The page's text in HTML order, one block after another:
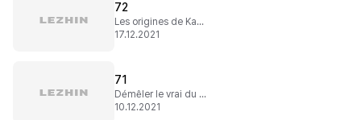
72
Les origines de Kanbagal
17.12.2021
71
Démêler le vrai du faux
10.12.2021